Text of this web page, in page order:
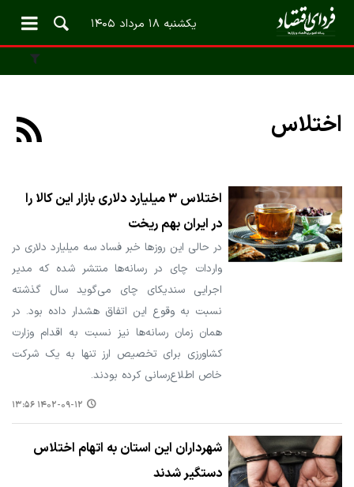
یکشنبه ۱۸ مرداد ۱۴۰۵
اختلاس
اختلاس ۳ میلیارد دلاری بازار این کالا را
در ایران بهم ریخت
در حالی این روزها خبر فساد سه میلیارد دلاری در
واردات چای در رسانه‌ها منتشر شده که مدیر
اجرایی سندیکای چای می‌گوید سال گذشته
نسبت به وقوع این اتفاق هشدار داده بود. در
همان زمان رسانه‌ها نیز نسبت به اقدام وزارت
کشاورزی برای تخصیص ارز تنها به یک شرکت
خاص اطلاع‌رسانی کرده بودند.
۱۴۰۲-۰۹-۱۲ ۱۳:۵۶
شهرداران این استان به اتهام اختلاس
دستگیر شدند